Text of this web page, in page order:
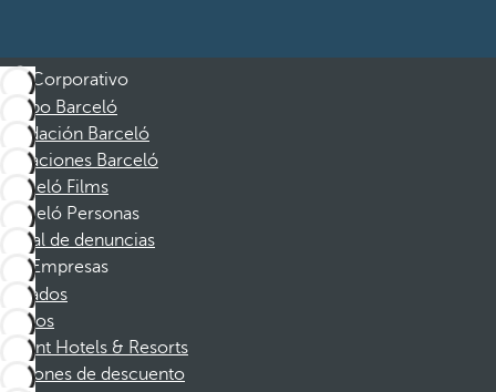
Corporativo
Grupo Barceló
Fundación Barceló
Vacaciones Barceló
Barceló Films
Barceló Personas
Canal de denuncias
Empresas
Afiliados
Socios
Dorint Hotels & Resorts
Cupones de descuento